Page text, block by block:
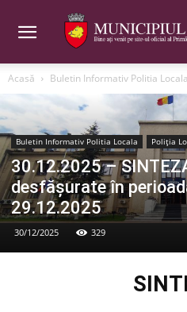
Acasă Buletin Informativ Politia Locala
Buletin Informativ Politia Locala Poliția
30.12.2025 –
desfăşurate în
29.12.2025
30/12/2025 329